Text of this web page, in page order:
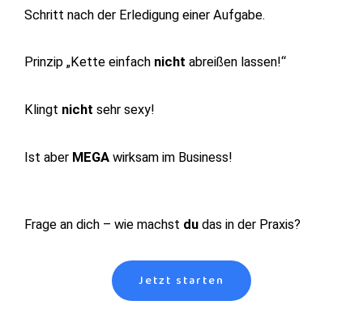
Schritt nach der Erledigung einer Aufgabe.
Prinzip „Kette einfach nicht abreißen lassen!“
Klingt nicht sehr sexy!
Ist aber MEGA wirksam im Business!
Frage an dich – wie machst du das in der Praxis?
Jetzt starten